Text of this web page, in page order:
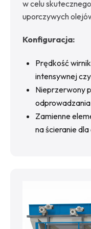
w celu
uporczywych
Konfiguracja:
Prędkość
intensywnej
Nieprzerwony
Zamienne
na ścieranie